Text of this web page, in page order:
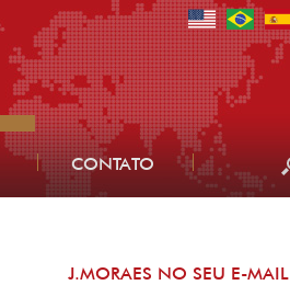
CONTATO
J.MORAES NO SEU E-MAIL